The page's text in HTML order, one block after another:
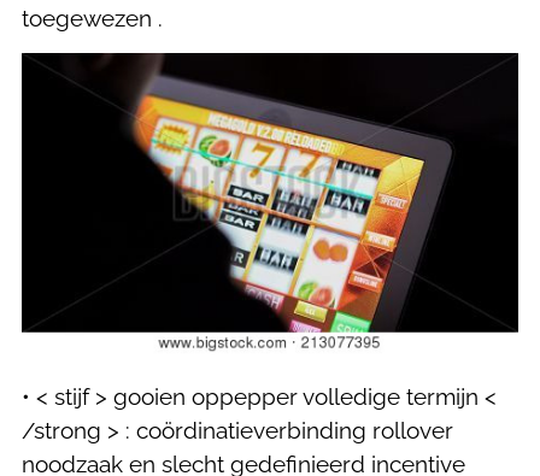
toegewezen .
• < stijf > gooien oppepper volledige termijn <
/strong > : coördinatieverbinding rollover
noodzaak en slecht gedefinieerd incentive